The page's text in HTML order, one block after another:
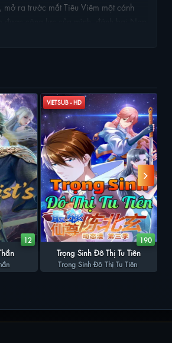
mở ra trước mắt Tiêu Viêm một cánh
tông bắt đi, Tiêu Viêm lại bắt đầu
12
VIETSUB - HD
190
Trọng Sinh Đô Thị Tu Tiên
Trọng Sinh Đô Thị Tu Tiên